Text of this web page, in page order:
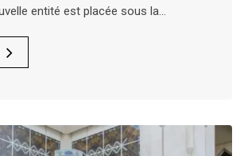
entité est placée sous la…